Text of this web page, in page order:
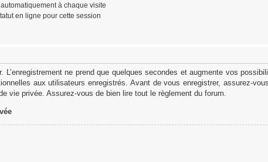
à chaque visite
en ligne pour cette session
ne prend que quelques secondes et augmente vos
aux utilisateurs enregistrés. Avant de vous enregistrer, assurez-
vie privée. Assurez-vous de bien lire tout le règlement du forum.